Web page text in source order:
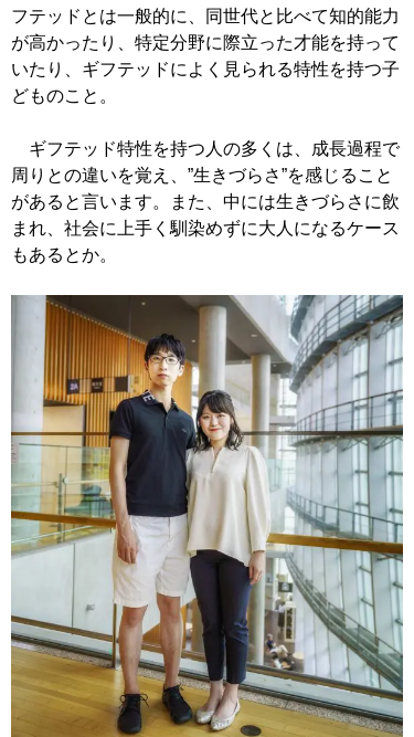
フテッドとは一般的に、同世代と比べて知的能力
が高かったり、特定分野に際立った才能を持って
いたり、ギフテッドによく見られる特性を持つ子
どものこと。
ギフテッド特性を持つ人の多くは、成長過程で
周りとの違いを覚え、”生きづらさ”を感じること
があると言います。また、中には生きづらさに飲
まれ、社会に上手く馴染めずに大人になるケース
もあるとか。